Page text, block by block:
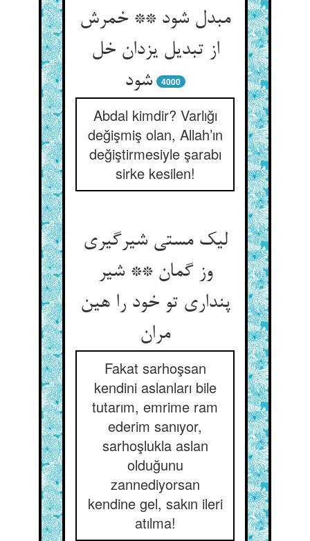
مبدل شود ** خمرش
از تبدیل یزدان خل
شود
4000
Abdal kimdir? Varlığı
değişmiş olan, Allah’ın
değiştirmesiyle şarabı
sirke kesilen!
لیک مستی شیرگیری
وز گمان ** شیر
پنداری تو خود را هین
مران
Fakat sarhoşsan
kendini aslanları bile
tutarım, emrime ram
ederim sanıyor,
sarhoşlukla aslan
olduğunu
zannediyorsan
kendine gel, sakın ileri
atılma!